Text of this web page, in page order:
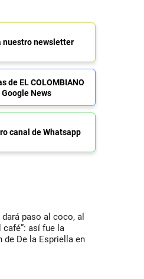
nuestro newsletter
de EL COLOMBIANO
News
canal de Whatsapp
dará paso al coco, al
café”: así fue la
de De la Espriella en